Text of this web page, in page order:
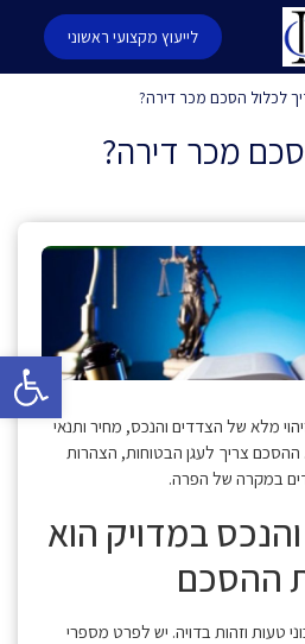
פתח
לייעוץ מקצועי ראשוני
לכלול הסכם מכר דירה?
מכר דירה?
מלא של הצדדים והנכס, מחיר ותנאי
ההסכם צריך לעגן הבטוחות, הצהרות
במקרה של הפרה.
במדויק הוא
ההסכם
טעות וזהות בדויה. יש לפרט מספרי